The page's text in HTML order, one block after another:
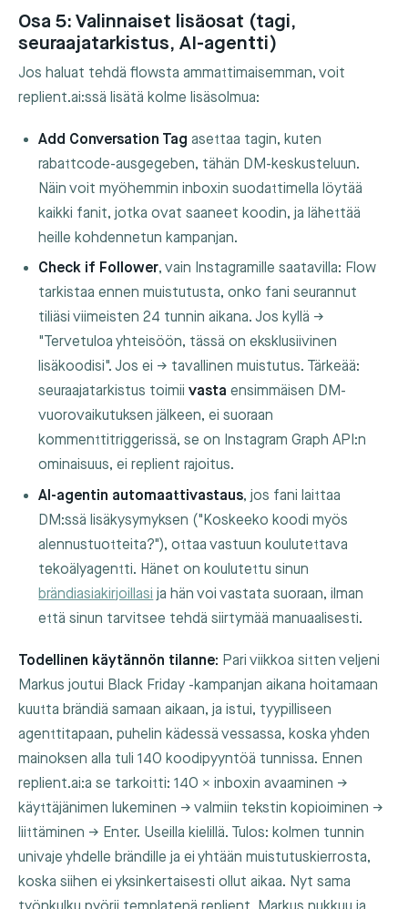
Osa 5: Valinnaiset lisäosat (tagi,
seuraajatarkistus, AI-agentti)
Jos haluat tehdä flowsta ammattimaisemman, voit
replient.ai:ssä lisätä kolme lisäsolmua:
Add Conversation Tag asettaa tagin, kuten
rabattcode-ausgegeben, tähän DM-keskusteluun.
Näin voit myöhemmin inboxin suodattimella löytää
kaikki fanit, jotka ovat saaneet koodin, ja lähettää
heille kohdennetun kampanjan.
Check if Follower, vain Instagramille saatavilla: Flow
tarkistaa ennen muistutusta, onko fani seurannut
tiliäsi viimeisten 24 tunnin aikana. Jos kyllä →
"Tervetuloa yhteisöön, tässä on eksklusiivinen
lisäkoodisi". Jos ei → tavallinen muistutus. Tärkeää:
seuraajatarkistus toimiivasta ensimmäisen DM-
vuorovaikutuksen jälkeen, ei suoraan
kommenttitriggerissä, se on Instagram Graph API:n
ominaisuus, ei replient rajoitus.
AI-agentin automaattivastaus, jos fani laittaa
DM:ssä lisäkysymyksen ("Koskeeko koodi myös
alennustuotteita?"), ottaa vastuun koulutettava
tekoälyagentti. Hänet on koulutettu sinun
brändiasiakirjoillasi ja hän voi vastata suoraan, ilman
että sinun tarvitsee tehdä siirtymää manuaalisesti.
Todellinen käytännön tilanne: Pari viikkoa sitten veljeni
Markus joutui Black Friday -kampanjan aikana hoitamaan
kuutta brändiä samaan aikaan, ja istui, tyypilliseen
agenttitapaan, puhelin kädessä vessassa, koska yhden
mainoksen alla tuli 140 koodipyyntöä tunnissa. Ennen
replient.ai:a se tarkoitti: 140 × inboxin avaaminen →
käyttäjänimen lukeminen → valmiin tekstin kopioiminen →
liittäminen → Enter. Useilla kielillä. Tulos: kolmen tunnin
univaje yhdelle brändille ja ei yhtään muistutuskierrosta,
koska siihen ei yksinkertaisesti ollut aikaa. Nyt sama